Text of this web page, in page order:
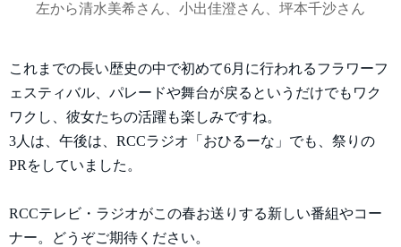
左から清水美希さん、小出佳澄さん、坪本千沙さん
これまでの長い歴史の中で初めて6月に行われるフラワーフ
ェスティバル、パレードや舞台が戻るというだけでもワク
ワクし、彼女たちの活躍も楽しみですね。
3人は、午後は、RCCラジオ「おひるーな」でも、祭りの
PRをしていました。
RCCテレビ・ラジオがこの春お送りする新しい番組やコー
ナー。どうぞご期待ください。